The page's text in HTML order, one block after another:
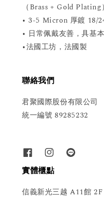
（Brass + Gold Plating）
• 3-5 Micron 厚鍍 18/
• 日常佩戴友善，具基
•法國工坊，法國製
聯絡我們
君聚國際股份有限公司
統一編號 89285232
實體櫃點
信義新光三越 A11館 2F